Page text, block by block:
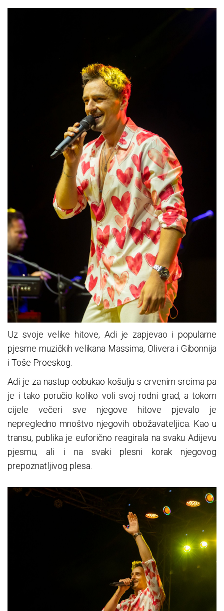
Uz svoje velike hitove, Adi je zapjevao i popularne
pjesme muzičkih velikana Massima, Olivera i Gibonnija
i Toše Proeskog.
Adi je za nastup oobukao košulju s crvenim srcima pa
je i tako poručio koliko voli svoj rodni grad, a tokom
cijele večeri sve njegove hitove pjevalo je
nepregledno mnoštvo njegovih obožavateljica. Kao u
transu, publika je euforično reagirala na svaku Adijevu
pjesmu, ali i na svaki plesni korak njegovog
prepoznatljivog plesa.